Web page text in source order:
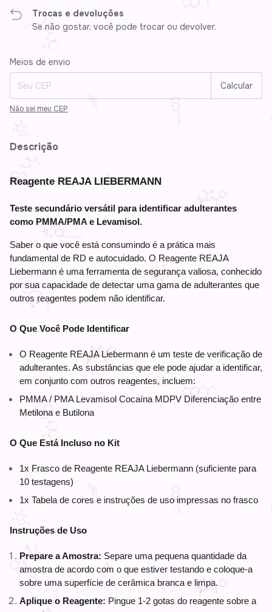
Trocas e devoluções
Se não gostar, você pode trocar ou devolver.
Entregas para o CEP:
Meios de envio
Calcular
Não sei meu CEP
Descrição
Reagente REAJA LIEBERMANN
Teste secundário versátil para identificar adulterantes
como PMMA/PMA e Levamisol.
Saber o que você está consumindo é a prática mais
fundamental de RD e autocuidado. O Reagente REAJA
Liebermann é uma ferramenta de segurança valiosa, conhecido
por sua capacidade de detectar uma gama de adulterantes que
outros reagentes podem não identificar.
O Que Você Pode Identificar
O Reagente REAJA Liebermann é um teste de verificação de
adulterantes. As substâncias que ele pode ajudar a identificar,
em conjunto com outros reagentes, incluem:
PMMA / PMA Levamisol Cocaína MDPV Diferenciação entre
Metilona e Butilona
O Que Está Incluso no Kit
1x Frasco de Reagente REAJA Liebermann (suficiente para
10 testagens)
1x Tabela de cores e instruções de uso impressas no frasco
Instruções de Uso
Prepare a Amostra: Separe uma pequena quantidade da
amostra de acordo com o que estiver testando e coloque-a
sobre uma superfície de cerâmica branca e limpa.
Aplique o Reagente: Pingue 1-2 gotas do reagente sobre a